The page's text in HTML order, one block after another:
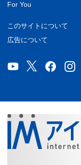
For You
このサイトについて
広告について